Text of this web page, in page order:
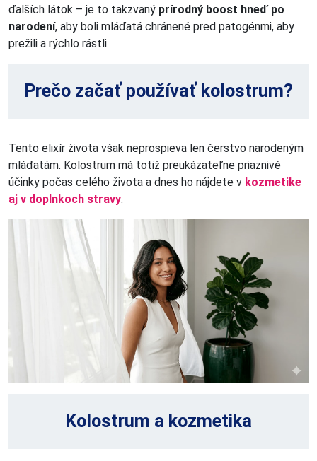
ďalších látok – je to takzvaný prírodný boost hneď po
narodení, aby boli mláďatá chránené pred patogénmi, aby
prežili a rýchlo rástli.
Prečo začať používať kolostrum?
Tento elixír života však neprospieva len čerstvo narodeným
mláďatám. Kolostrum má totiž preukázateľne priaznivé
účinky počas celého života a dnes ho nájdete v kozmetike
aj v doplnkoch stravy.
Kolostrum a kozmetika